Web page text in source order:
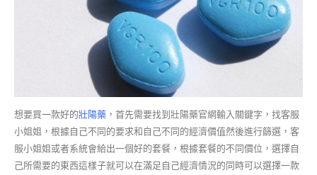
想要買一款好的壯陽藥 ，首先需要找到壯陽藥官網輸入關鍵字，找客服
小姐姐，根據自己不同的要求和自己不同的經濟價值然後進行篩選，客
服小姐姐或者系統會給出一個好的套餐，根據套餐的不同價位，選擇自
己所需要的東西這樣子就可以在滿足自己經濟情況的同時可以選擇一款